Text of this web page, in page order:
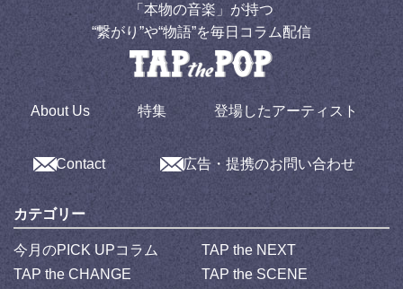
「本物の音楽」が持つ
“繋がり”や“物語”を毎日コラム配信
About Us 特集 登場したアーティスト
Contact 広告・提携のお問い合わせ
カテゴリー
今月のPICK UPコラム
TAP the NEXT
TAP the CHANGE
TAP the SCENE